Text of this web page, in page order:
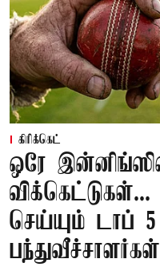
கிரிக்கெட்
ஒரே
செய்யும் டாப்
பந்துவீச்சாளர்கள்